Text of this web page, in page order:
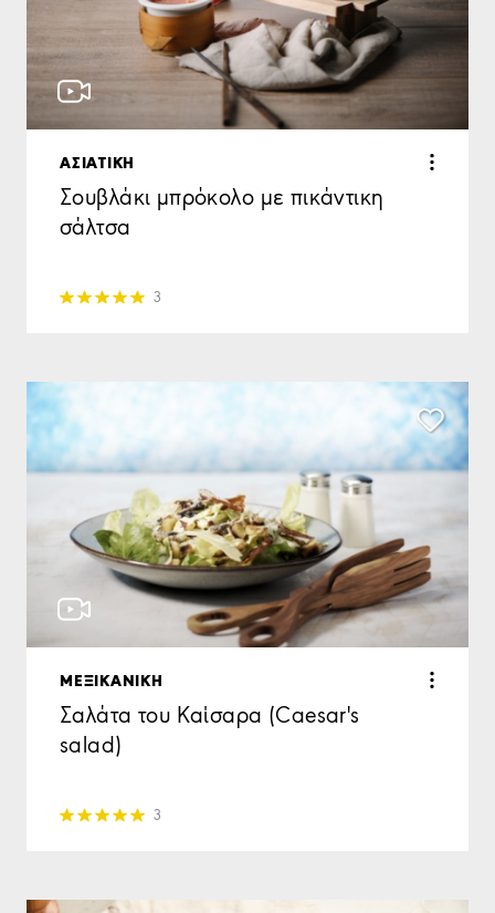
ΑΣΙΑΤΙΚΗ
Σουβλάκι μπρόκολο με πικάντικη
σάλτσα
3
ΜΕΞΙΚΑΝΙΚΗ
Σαλάτα του Καίσαρα (Caesar's
salad)
3